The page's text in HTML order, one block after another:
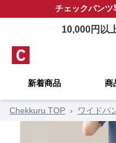
チェックパンツ
10,000円以
新着商品 商
Chekkuru TOP › ワイドパ